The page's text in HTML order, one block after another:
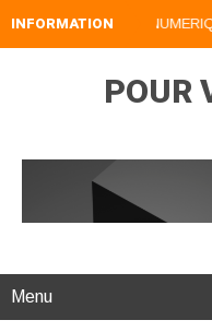
INFORMATION
NOS LIVRES
POUR
Menu